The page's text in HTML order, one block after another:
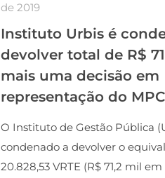
de 2019
Instituto Urbis é
devolver total de R$
mais uma decisão em
representação do MPC
O Instituto de Gestão Pública
condenado a devolver o
20.828,53 VRTE (R$ 71,2 mil